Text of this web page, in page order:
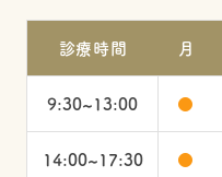
診療時間 月
9:30~13:00 ●
14:00~17:30 ●